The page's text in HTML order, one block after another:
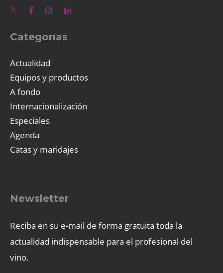
Categorías
Actualidad
Equipos y productos
A fondo
Internacionalización
Especiales
Agenda
Catas y maridajes
Newsletter
Reciba en su e-mail de forma gratuita toda la
actualidad indispensable para el profesional del
vino.